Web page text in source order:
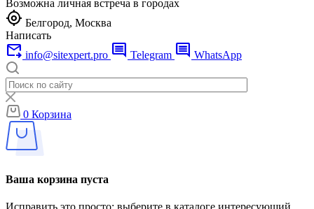
Возможна личная встреча в городах
my_location Белгород, Москва
Написать
forward_to_inbox info@sitexpert.pro comment Telegram comment WhatsApp
0 Корзина
Ваша корзина пуста